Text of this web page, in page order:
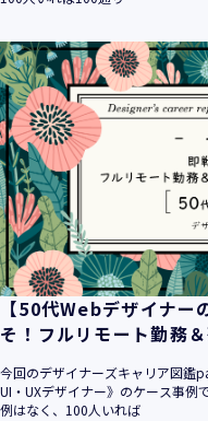
info@y-create.co.jp
電話番号：03-6712-
平成16年 2月 1日
平成21年 3月23日 改訂
平成23年 4月 1日 改訂
平成26年 9月10日 改訂
平成27年 6月24日 改訂
平成28年11月 1日 改訂
平成30年 7月 1日 改訂
令和6年 5月 1日 改訂
令和7年 2月17日 改訂
株式会社ユウクリ（以
個人情報とは、個人の
【50代Webデザイナー
そ！フルリモート勤務
今回のデザイナーズキャリア図鑑
UI・UXデザイナー》のケース事例
例はなく、100人いれば